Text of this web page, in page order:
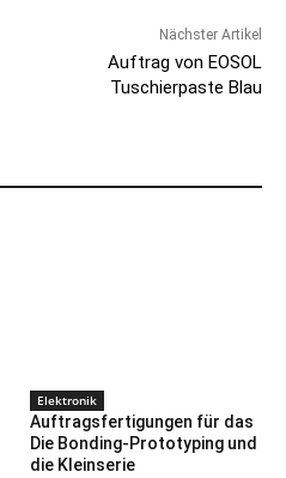
Nächster Artikel
Auftrag von EOSOL
Tuschierpaste Blau
Elektronik
Auftragsfertigungen für das
Die Bonding-Prototyping und
die Kleinserie